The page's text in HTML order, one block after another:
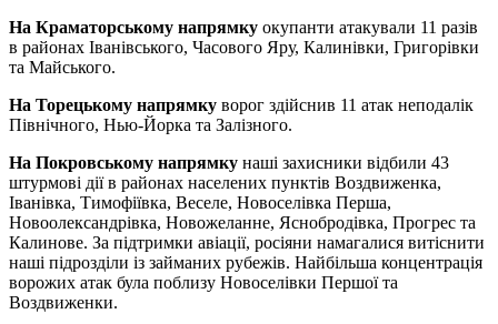
На Краматорському напрямку окупанти атакували 11 разів
в районах Іванівського, Часового Яру, Калинівки, Григорівки
та Майського.
На Торецькому напрямку ворог здійснив 11 атак неподалік
Північного, Нью-Йорка та Залізного.
На Покровському напрямку наші захисники відбили 43
штурмові дії в районах населених пунктів Воздвиженка,
Іванівка, Тимофіївка, Веселе, Новоселівка Перша,
Новоолександрівка, Новожеланне, Яснобродівка, Прогрес та
Калинове. За підтримки авіації, росіяни намагалися витіснити
наші підрозділи із займаних рубежів. Найбільша концентрація
ворожих атак була поблизу Новоселівки Першої та
Воздвиженки.